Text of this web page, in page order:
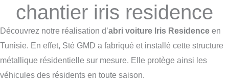
chantier iris residence
Découvrez notre réalisation d’abri voiture Iris Residence en
Tunisie. En effet, Sté GMD a fabriqué et installé cette structure
métallique résidentielle sur mesure. Elle protège ainsi les
véhicules des résidents en toute saison.